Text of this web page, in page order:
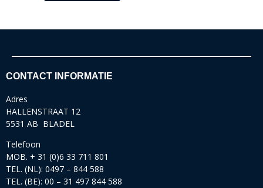
CONTACT INFORMATIE
Adres
HALLENSTRAAT 12
5531 AB BLADEL
Telefoon
MOB. + 31 (0)6 33 711 801
TEL. (NL): 0497 – 844 588
TEL. (BE): 00 – 31 497 844 588